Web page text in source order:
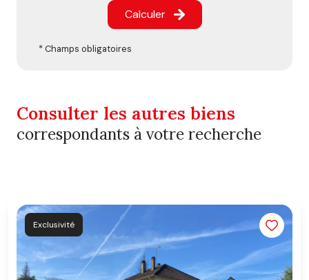
Calculer
* Champs obligatoires
Consulter les autres biens
correspondants à votre recherche
Exclusivité